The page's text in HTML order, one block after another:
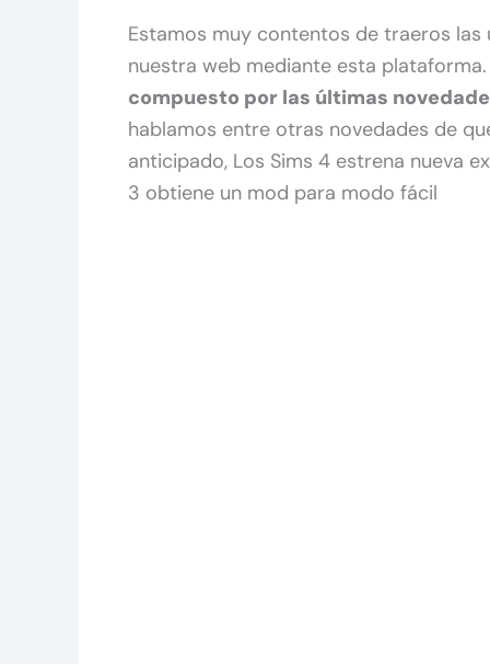
Estamos muy contentos de traeros
nuestra web mediante esta
compuesto por las últimas
hablamos entre otras novedades de
anticipado, Los Sims 4 estrena nueva
3 obtiene un mod para modo fácil